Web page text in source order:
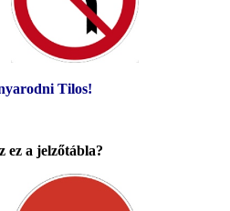
Tilos!
ez a jelzőtábla?